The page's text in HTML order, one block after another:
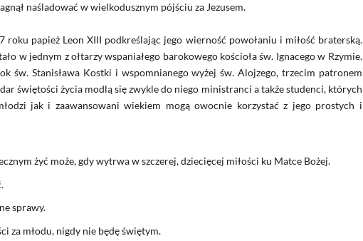
naśladować w wielkodusznym pójściu za Jezusem.
roku papież Leon XIII podkreślając jego wierność powołaniu i miłość braterską.
w jednym z ołtarzy wspaniałego barokowego kościoła św. Ignacego w Rzymie.
św. Stanisława Kostki i wspomnianego wyżej św. Alojzego, trzecim patronem
dar świętości życia modlą się zwykle do niego ministranci a także studenci, których
jak i zaawansowani wiekiem mogą owocnie korzystać z jego prostych i
żyć może, gdy wytrwa w szczerej, dziecięcej miłości ku Matce Bożej.
sprawy.
za młodu, nigdy nie będę świętym.